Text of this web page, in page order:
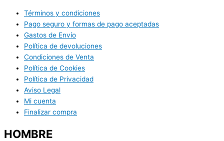
Términos y condiciones
Pago seguro y formas de pago aceptadas
Gastos de Envío
Política de devoluciones
Condiciones de Venta
Política de Cookies
Política de Privacidad
Aviso Legal
Mi cuenta
Finalizar compra
HOMBRE